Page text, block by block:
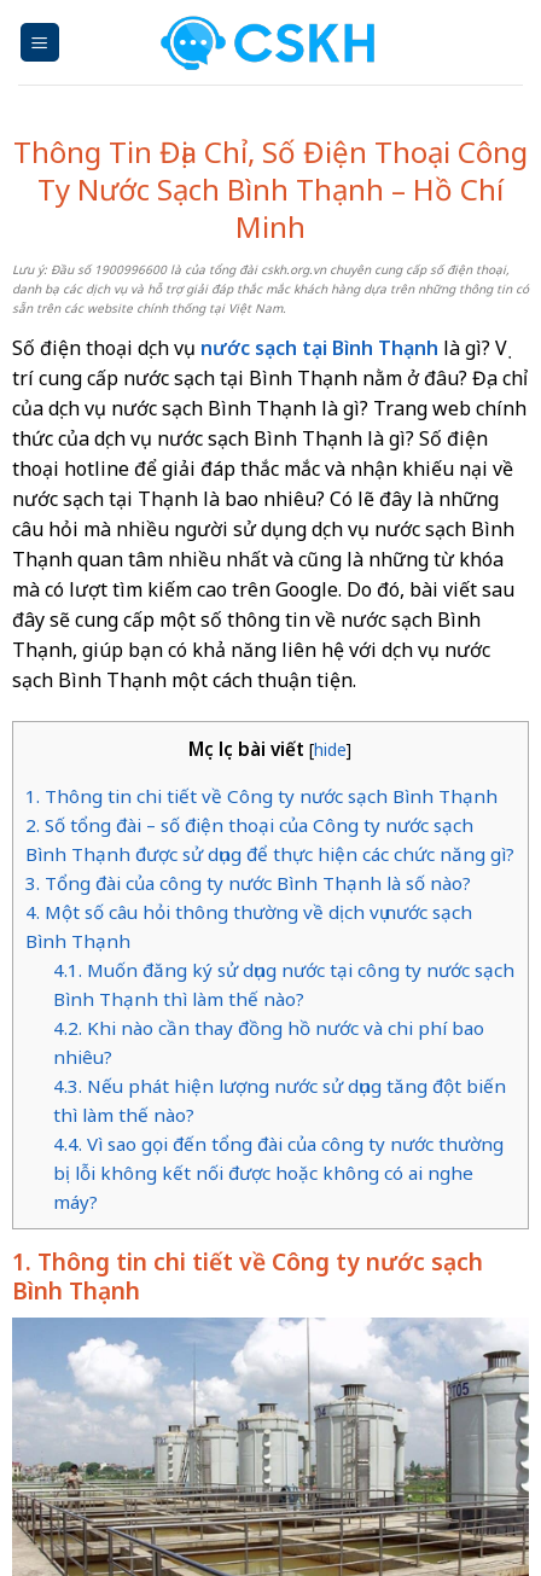
Thông Tin Địa Chỉ, Số Điện Thoại Công
Ty Nước Sạch Bình Thạnh – Hồ Chí
Minh
Lưu ý: Đầu số 1900996600 là của tổng đài cskh.org.vn chuyên cung cấp số điện thoại,
danh bạ các dịch vụ và hỗ trợ giải đáp thắc mắc khách hàng dựa trên những thông tin có
sẵn trên các website chính thống tại Việt Nam.
Số điện thoại dịch vụ nước sạch tại Bình Thạnh là gì? Vị
trí cung cấp nước sạch tại Bình Thạnh nằm ở đâu? Địa chỉ
của dịch vụ nước sạch Bình Thạnh là gì? Trang web chính
thức của dịch vụ nước sạch Bình Thạnh là gì? Số điện
thoại hotline để giải đáp thắc mắc và nhận khiếu nại về
nước sạch tại Thạnh là bao nhiêu? Có lẽ đây là những
câu hỏi mà nhiều người sử dụng dịch vụ nước sạch Bình
Thạnh quan tâm nhiều nhất và cũng là những từ khóa
mà có lượt tìm kiếm cao trên Google. Do đó, bài viết sau
đây sẽ cung cấp một số thông tin về nước sạch Bình
Thạnh, giúp bạn có khả năng liên hệ với dịch vụ nước
sạch Bình Thạnh một cách thuận tiện.
Mục lục bài viết [hide]
1. Thông tin chi tiết về Công ty nước sạch Bình Thạnh
2. Số tổng đài – số điện thoại của Công ty nước sạch
Bình Thạnh được sử dụng để thực hiện các chức năng gì?
3. Tổng đài của công ty nước Bình Thạnh là số nào?
4. Một số câu hỏi thông thường về dịch vụ nước sạch
Bình Thạnh
4.1. Muốn đăng ký sử dụng nước tại công ty nước sạch
Bình Thạnh thì làm thế nào?
4.2. Khi nào cần thay đồng hồ nước và chi phí bao
nhiêu?
4.3. Nếu phát hiện lượng nước sử dụng tăng đột biến
thì làm thế nào?
4.4. Vì sao gọi đến tổng đài của công ty nước thường
bị lỗi không kết nối được hoặc không có ai nghe
máy?
1. Thông tin chi tiết về Công ty nước sạch
Bình Thạnh